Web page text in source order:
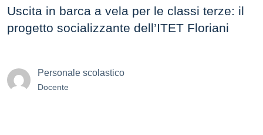
Uscita in barca a vela per le classi terze: il
progetto socializzante dell’ITET Floriani
Personale scolastico
Docente